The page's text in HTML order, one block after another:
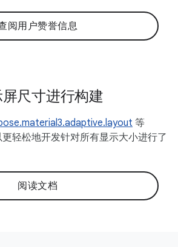
阅用户赞誉信息
尺寸进行构建
等
轻松地开发针对所有显示大小进行了
阅读文档